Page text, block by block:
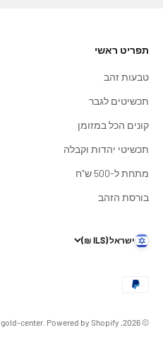
תפריט ראשי
טבעות זהב
תכשיטים לגבר
קונים הכל במזומן
תכשיטי יהדות וקבלה
מתחת ל-500 ש"ח
בורסת הזהב
ישראל (ILS ₪)
© 2026, gold-center. Powered by Shopify